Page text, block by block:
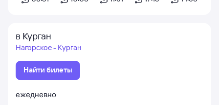
в Курган
Нагорское - Курган
Найти билеты
ежедневно